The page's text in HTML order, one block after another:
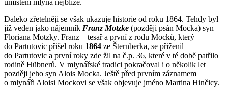
umístění mlýna nejblíže.
Daleko zřetelněji se však ukazuje historie od roku 1864. Tehdy byl
již veden jako nájemník Franz Motzke (později psán Mocka) syn
Floriana Motzky. Franz – tesař a první z rodu Mocků, který
do Partutovic přišel roku 1864 ze Šternberka, se přiženil
do Partutovic a první roky zde žil na č.p. 36, které v té době patřilo
rodině Hübnerů. V mlynářské tradici pokračoval i o několik let
později jeho syn Alois Mocka. Ještě před prvním záznamem
o mlynáři Aloisi Mockovi se však objevuje jméno Martina Hinčicy.